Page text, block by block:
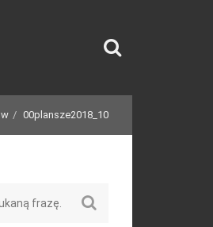
00plansze2018_10